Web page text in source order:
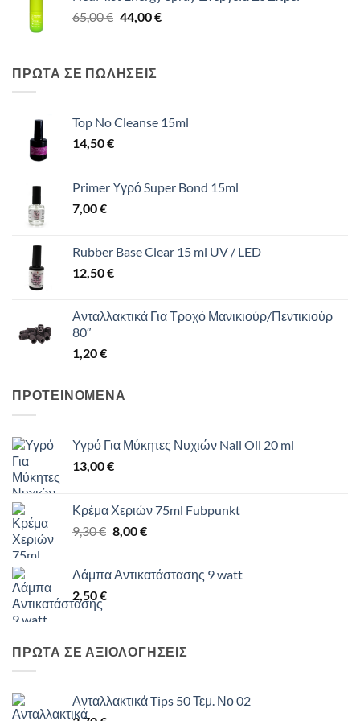
65,00 €.είναι:
65,00€ Original
65,00 €.
44,00€Η
ΠΡΩΤΑ ΣΕ ΠΩΛΗΣΕΙΣ
Top No Cleanse 15ml
14,50€
Primer Υγρό Super Bond 15ml
7,00€
Rubber Base Clear 15 ml UV / LED
12,50€
Ανταλλακτικά Για Τροχό Μανικιούρ/Πεντικιούρ
80″
1,20€
ΠΡΟΤΕΙΝΟΜΕΝΑ
Υγρό Για Μύκητες Νυχιών Nail Oil 20 ml
13,00€
Κρέμα Χεριών 75ml Fubpunkt
9,30€ Original
9,30 €.
8,00€Η
είναι:
Λάμπα Αντικατάστασης 9 watt
2,50€
ΠΡΩΤΑ ΣΕ ΑΞΙΟΛΟΓΗΣΕΙΣ
Ανταλλακτικά Tips 50 Τεμ. Νο 02